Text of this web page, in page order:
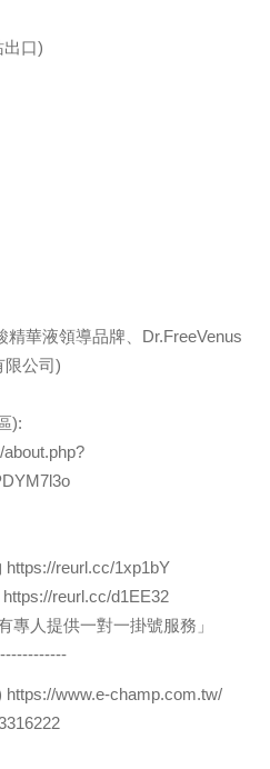
出口)
精華液領導品牌、Dr.FreeVenus
限公司)
):
https://reurl.cc/1xp1bY
https://reurl.cc/d1EE32
專人提供一對一掛號服務」
www.e-champ.com.tw/